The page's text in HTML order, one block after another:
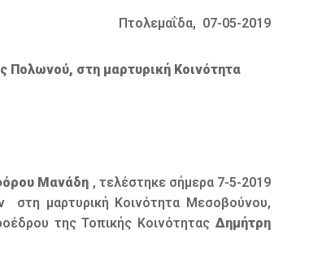
Πτολεμαΐδα, 07-05-2019
Πολωνού, στη μαρτυρική Κοινότητα
Μανάδη , τελέστηκε σήμερα 7-5-2019
μαρτυρική Κοινότητα Μεσοβούνου,
της Τοπικής ΚοινότηταςΔημήτρη